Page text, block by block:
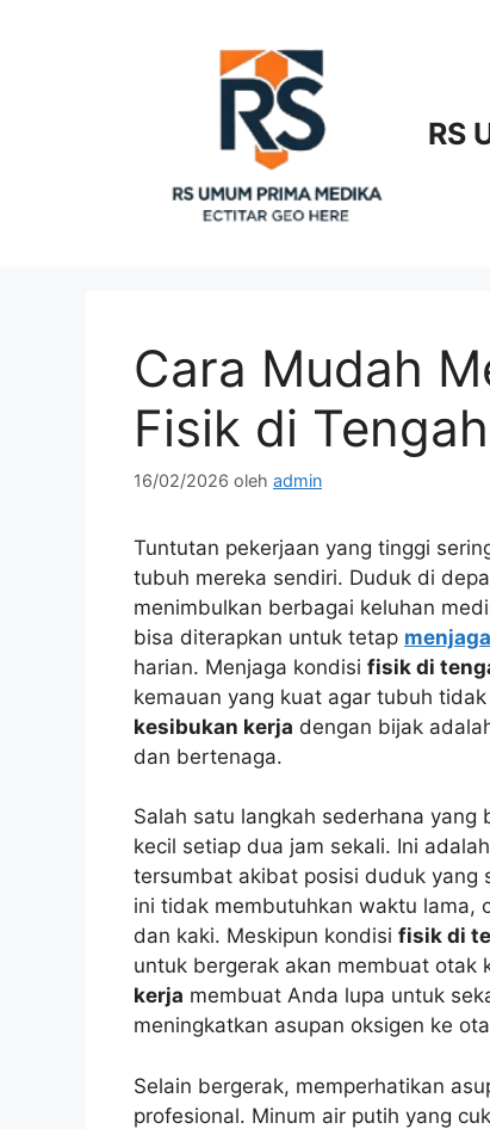
RS
Cara Mudah
Fisik di
16/02/2026 oleh admin
Tuntutan pekerjaan yang tinggi
tubuh mereka sendiri. Duduk di
menimbulkan berbagai keluhan
bisa diterapkan untuk tetap
harian. Menjaga kondisi fisik di
kemauan yang kuat agar tubuh
kesibukan kerja dengan bijak
dan bertenaga.
Salah satu langkah sederhana
kecil setiap dua jam sekali. Ini adalah
tersumbat akibat posisi duduk yang
ini tidak membutuhkan waktu lama,
dan kaki. Meskipun kondisi fisik di
untuk bergerak akan membuat otak
kerja membuat Anda lupa untuk
meningkatkan asupan oksigen ke
Selain bergerak, memperhatikan
profesional. Minum air putih yang